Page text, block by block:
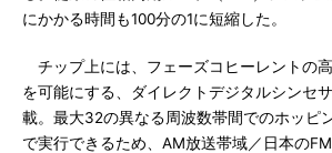
にかかる時間も100分の1に短縮した。
チップ上には、フェーズコヒーレントの
を可能にする、ダイレクトデジタルシンセ
載。最大32の異なる周波数帯間でのホッピ
で実行できるため、AM放送帯域／日本の